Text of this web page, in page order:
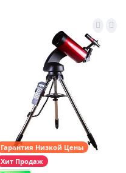
Гарантия Низкой Цены
Хит Продаж